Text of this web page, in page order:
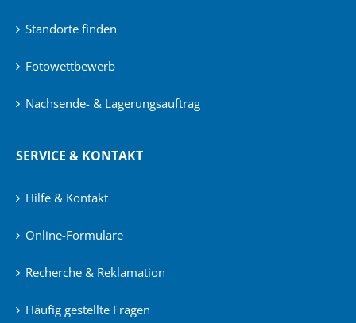
Standorte finden
Fotowettbewerb
Nachsende- & Lagerungsauftrag
SERVICE & KONTAKT
Hilfe & Kontakt
Online-Formulare
Recherche & Reklamation
Häufig gestellte Fragen